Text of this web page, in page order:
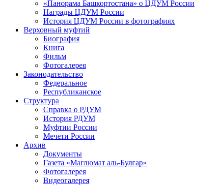
«Панорама Башкортостана» о ЦДУМ России
Награды ЦДУМ России
История ЦДУМ России в фотографиях
Верховный муфтий
Биография
Книга
Фильм
Фотогалерея
Законодательство
Федеральное
Республиканское
Структура
Справка о РДУМ
История РДУМ
Муфтии России
Мечети России
Архив
Документы
Газета «Маглюмат аль-Булгар»
Фотогалерея
Видеогалерея